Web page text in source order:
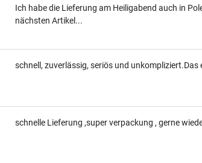
Ich habe die Lieferung am Heiligabend auch in
nächsten Artikel...
schnell, zuverlässig, seriös und
schnelle Lieferung ,super verpackung , gerne